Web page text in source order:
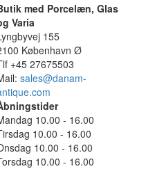
med Porcelæn, Glas
Varia
155
København Ø
+45 27675503
sales@danam-
10.00 - 16.00
10.00 - 16.00
10.00 - 16.00
10.00 - 16.00